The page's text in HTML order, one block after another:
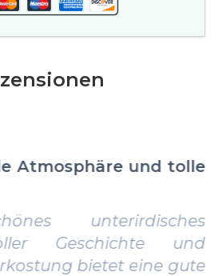
Atmosphäre und tolle
unterirdisches
Geschichte und
bietet eine gute